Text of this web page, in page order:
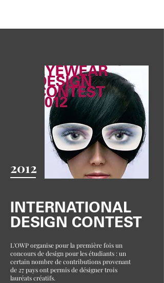
2012
INTERNATIONAL
DESIGN CONTEST
L'OWP organise pour la première fois un
concours de design pour les étudiants : un
certain nombre de contributions provenant
de 27 pays ont permis de désigner trois
lauréats créatifs.